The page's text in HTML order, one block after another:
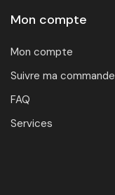
Mon compte
Mon compte
Suivre ma commande
FAQ
Services